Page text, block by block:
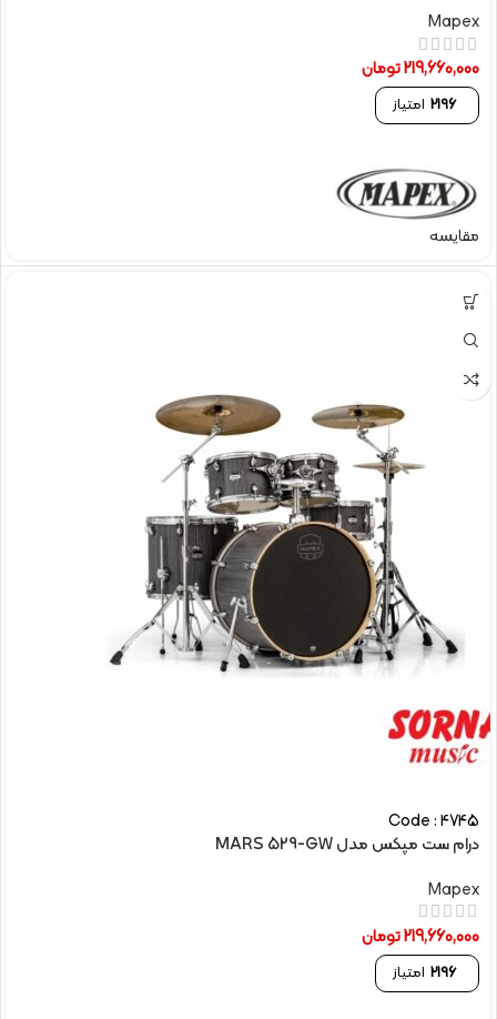
Mapex
219,660,000تومان
2196 امتیاز
مقایسه
Code : 4745
درام ست مپکس مدل MARS 529-GW
Mapex
219,660,000تومان
2196 امتیاز